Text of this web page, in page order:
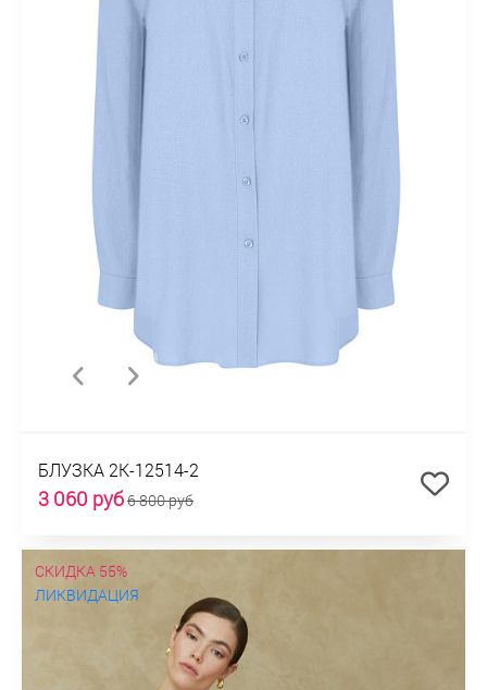
БЛУЗКА 2К-12514-2
3 060 руб6 800 руб
СКИДКА 55%
ЛИКВИДАЦИЯ